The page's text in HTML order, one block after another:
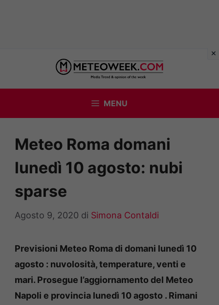
contenuto
MENU
Meteo Roma domani
lunedì 10 agosto: nubi
sparse
Agosto 9, 2020 di Simona Contaldi
Previsioni Meteo Roma di domani lunedì 10
agosto : nuvolosità, temperature, venti e
mari. Prosegue l’aggiornamento del Meteo
Napoli e provincia lunedì 10 agosto . Rimani